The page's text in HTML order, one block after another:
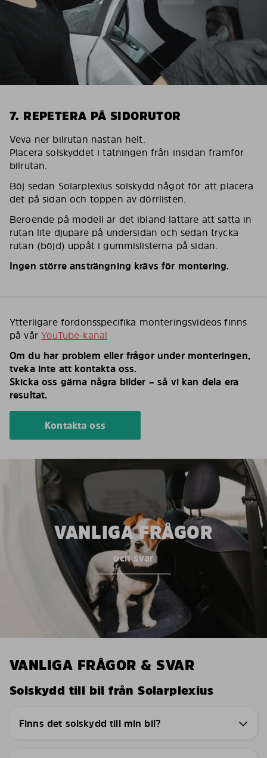
7. REPETERA PÅ SIDORUTOR
Veva ner bilrutan nästan helt.
Placera solskyddet i tätningen från insidan framför
bilrutan.
Böj sedan Solarplexius solskydd något för att placera
det på sidan och toppen av dörrlisten.
Beroende på modell är det ibland lättare att sätta in
rutan lite djupare på undersidan och sedan trycka
rutan (böjd) uppåt i gummislisterna på sidan.
Ingen större ansträngning krävs för montering.
Ytterligare fordonsspecifika monteringsvideos finns
på vårYouTube-kanal
Om du har problem eller frågor under monteringen,
tveka inte att kontakta oss.
Skicka oss gärna några bilder – så vi kan dela era
resultat.
Kontakta oss
VANLIGA FRÅGOR
och svar
VANLIGA FRÅGOR & SVAR
Solskydd till bil från Solarplexius
Finns det solskydd till min bil?